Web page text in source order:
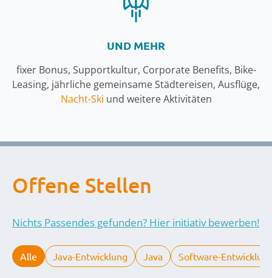
UND MEHR
fixer Bonus, Supportkultur, Corporate Benefits, Bike-
Leasing, jährliche gemeinsame Städtereisen, Ausflüge,
Nacht-Ski und weitere Aktivitäten
Offene Stellen
Nichts Passendes gefunden? Hier initiativ bewerben!
Alle Java-Entwicklung Java Software-